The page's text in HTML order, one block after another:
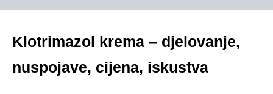
Klotrimazol krema – djelovanje,
nuspojave, cijena, iskustva